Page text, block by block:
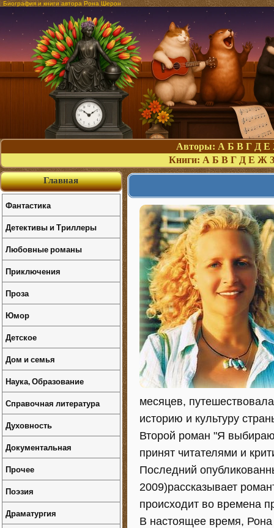
Биография и книги автора Рона Шерон
Авторы: А Б В Г Д Е
Книги: А Б В Г Д Е Ж З
месяцев,
историю и культуру
Второй роман "Я
принят читателями и
Последний
2009)рассказывает
происходит во времена
В настоящее время,
Главная
Фантастика
Детективы и Триллеры
Любовные романы
Приключения
Проза
Юмор
Детское
Дом и семья
Наука, Образование
Справочная литература
Духовность
Документальная
Прочее
Поэзия
Драматургия